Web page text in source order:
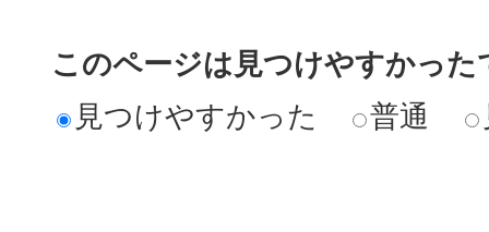
このページは見つけやすかった
見つけやすかった
普通